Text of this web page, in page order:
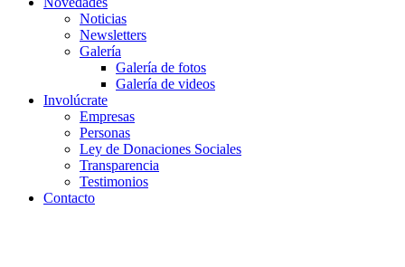
Noticias
Newsletters
Galería
Galería de fotos
Galería de videos
Involúcrate
Empresas
Personas
Ley de Donaciones Sociales
Transparencia
Testimonios
Contacto